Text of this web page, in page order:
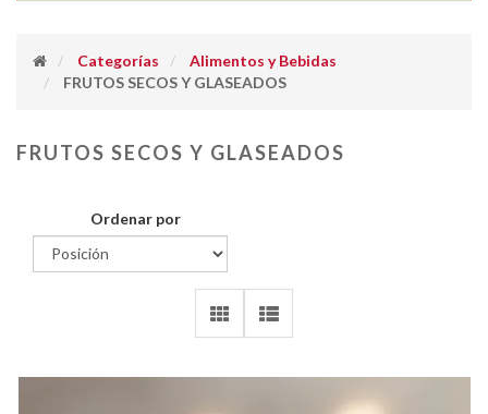
Categorías
Alimentos y Bebidas
FRUTOS SECOS Y GLASEADOS
FRUTOS SECOS Y GLASEADOS
Ordenar por